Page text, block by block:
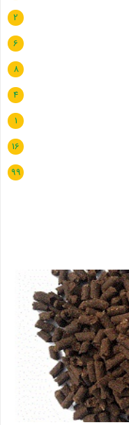
2
6
8
4
1
16
99